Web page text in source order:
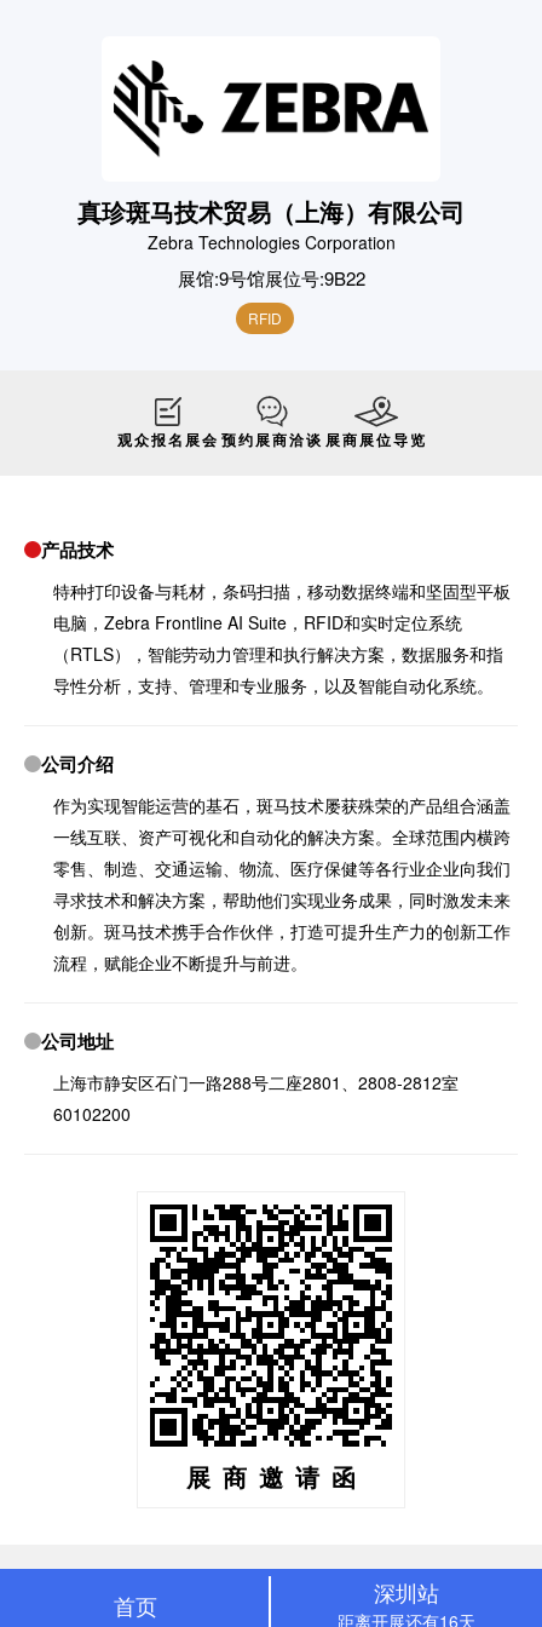
真珍斑马技术贸易（上海）有限公司
Zebra Technologies Corporation
展馆:9号馆展位号:9B22
RFID
观众报名展会 预约展商洽谈 展商展位导览
产品技术
特种打印设备与耗材，条码扫描，移动数据终端和坚固型平板
电脑，Zebra Frontline AI Suite，RFID和实时定位系统
（RTLS），智能劳动力管理和执行解决方案，数据服务和指
导性分析，支持、管理和专业服务，以及智能自动化系统。
公司介绍
作为实现智能运营的基石，斑马技术屡获殊荣的产品组合涵盖
一线互联、资产可视化和自动化的解决方案。全球范围内横跨
零售、制造、交通运输、物流、医疗保健等各行业企业向我们
寻求技术和解决方案，帮助他们实现业务成果，同时激发未来
创新。斑马技术携手合作伙伴，打造可提升生产力的创新工作
流程，赋能企业不断提升与前进。
公司地址
上海市静安区石门一路288号二座2801、2808-2812室
60102200
展商邀请函
首页 深圳站
距离开展还有16天